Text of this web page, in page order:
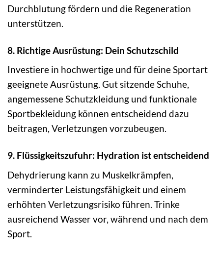
Durchblutung fördern und die Regeneration
unterstützen.
8. Richtige Ausrüstung: Dein Schutzschild
Investiere in hochwertige und für deine Sportart
geeignete Ausrüstung. Gut sitzende Schuhe,
angemessene Schutzkleidung und funktionale
Sportbekleidung können entscheidend dazu
beitragen, Verletzungen vorzubeugen.
9. Flüssigkeitszufuhr: Hydration ist entscheidend
Dehydrierung kann zu Muskelkrämpfen,
verminderter Leistungsfähigkeit und einem
erhöhten Verletzungsrisiko führen. Trinke
ausreichend Wasser vor, während und nach dem
Sport.